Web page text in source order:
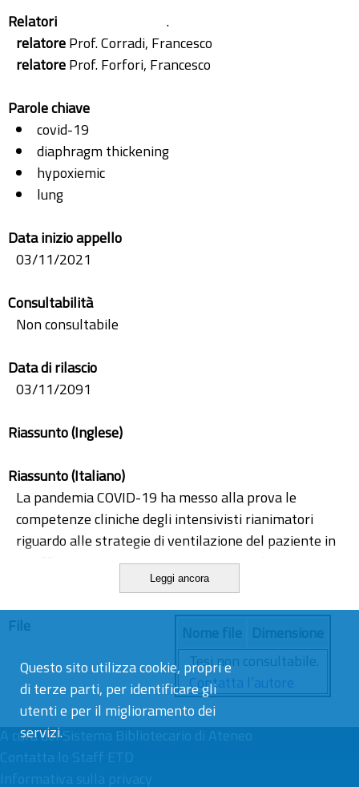
Questo sito utilizza cookie, propri e
di terze parti, per identificare gli
utenti e per il miglioramento dei
servizi.
Relatori
.
relatoreProf. Corradi, Francesco
relatoreProf. Forfori, Francesco
Parole chiave
covid-19
diaphragm thickening
hypoxiemic
lung
Data inizio appello
03/11/2021
Consultabilità
Non consultabile
Data di rilascio
03/11/2091
Riassunto (Inglese)
Riassunto (Italiano)
La pandemia COVID-19 ha messo alla prova le
competenze cliniche degli intensivisti rianimatori
riguardo alle strategie di ventilazione del paziente in
insufficienza respiratoria acuta ipossica: la
valutazione del diaframma, quale componente
principale del lavoro respiratorio, è divenuta
essenziale al fine di prevedere l'outcome del
paziente. Le valutazioni ecografiche di spessore
diaframmatico (DT) e frazione d'accorciamento
diaframmatico (DTF) hanno un ruolo promettente
come predittori di fallimento del supporto
ventilatorio non invasivo, dell'outcome generale e
permettono un approccio anticipatorio all'evolvere
delle condizioni cliniche del paziente.
Leggi ancora
File
Tesi non consultabile.
Contatta l’autore
A cura delSistema Bibliotecario di Ateneo
Contatta lo Staff ETD
Informativa sulla privacy